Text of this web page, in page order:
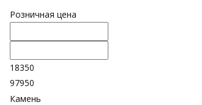
Розничная цена
18350
97950
Камень